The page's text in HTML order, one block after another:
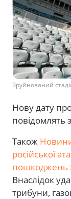
Зруйнований
Нову дату
повідомлять
Також
російської
пошкоджень
Внаслідок
трибуни,